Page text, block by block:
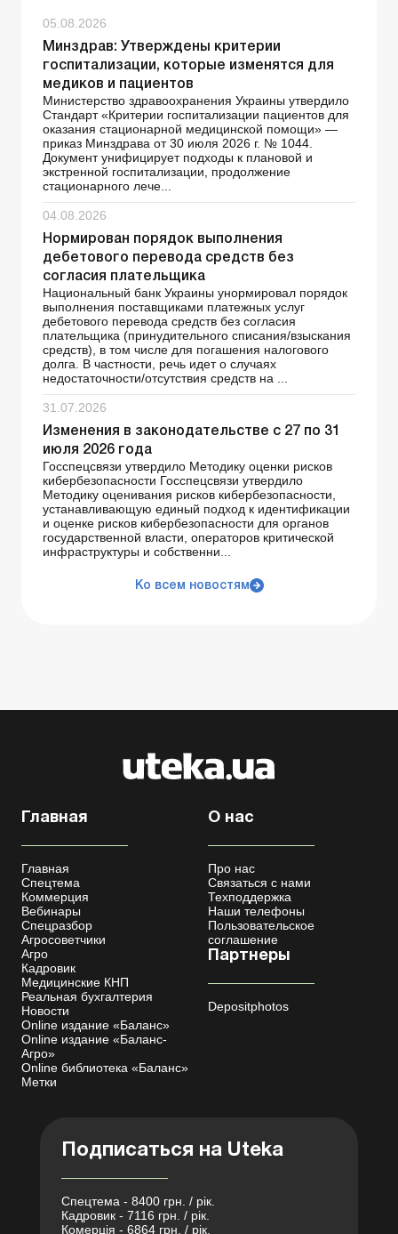
05.08.2026
Минздрав: Утверждены критерии
госпитализации, которые изменятся для
медиков и пациентов
Министерство здравоохранения Украины утвердило
Стандарт «Критерии госпитализации пациентов для
оказания стационарной медицинской помощи» —
приказ Минздрава от 30 июля 2026 г. № 1044.
Документ унифицирует подходы к плановой и
экстренной госпитализации, продолжение
стационарного лече...
04.08.2026
Нормирован порядок выполнения
дебетового перевода средств без
согласия плательщика
Национальный банк Украины унормировал порядок
выполнения поставщиками платежных услуг
дебетового перевода средств без согласия
плательщика (принудительного списания/взыскания
средств), в том числе для погашения налогового
долга. В частности, речь идет о случаях
недостаточности/отсутствия средств на ...
31.07.2026
Изменения в законодательстве с 27 по 31
июля 2026 года
Госспецсвязи утвердило Методику оценки рисков
кибербезопасности Госспецсвязи утвердило
Методику оценивания рисков кибербезопасности,
устанавливающую единый подход к идентификации
и оценке рисков кибербезопасности для органов
государственной власти, операторов критической
инфраструктуры и собственни...
Ко всем новостям
Главная
Главная
Спецтема
Коммерция
Вебинары
Спецразбор
Агросоветчики
Агро
Кадровик
Медицинские КНП
Реальная бухгалтерия
Новости
Online издание «Баланс»
Online издание «Баланс-
Агро»
Online библиотека «Баланс»
Метки
О нас
Про нас
Связаться с нами
Техподдержка
Наши телефоны
Пользовательское
соглашение
Партнеры
Depositphotos
Подписаться на Uteka
Спецтема - 8400 грн. / рік.
Кадровик - 7116 грн. / рік.
Комерція - 6864 грн. / рік.